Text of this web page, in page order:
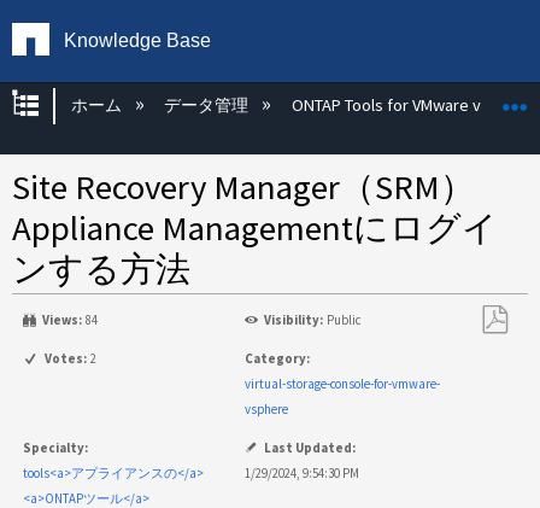
Knowledge Base
グローバル階層を展開/折りたたむ
ホーム データ管理 ONTAP Tools for VMware vSphere
Site Recovery Manager（SRM）
Appliance Managementにログイ
ンする方法
Views: 84 Visibility: Public
Votes: 2
Category:
virtual-storage-console-for-vmware-
vsphere
Specialty:
tools<a>アプライアンスの</a>
<a>ONTAPツール</a>
Last Updated:
1/29/2024, 9:54:30 PM